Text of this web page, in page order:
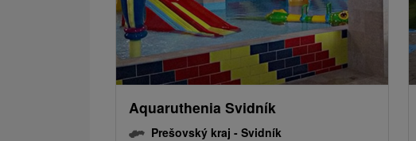
Aquaruthenia Svidník
Prešovský kraj - Svidník